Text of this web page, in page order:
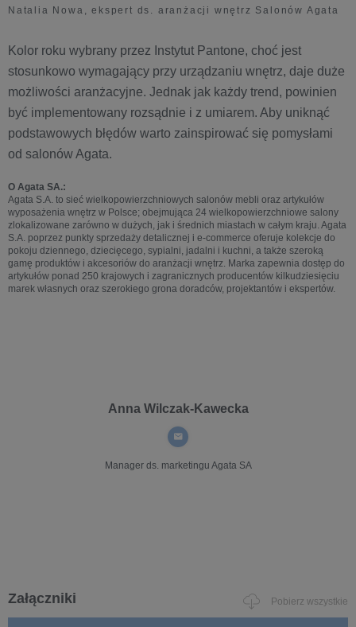
Natalia Nowa, ekspert ds. aranżacji wnętrz Salonów Agata
Kolor roku wybrany przez Instytut Pantone, choć jest
stosunkowo wymagający przy urządzaniu wnętrz, daje duże
możliwości aranżacyjne. Jednak jak każdy trend, powinien
być implementowany rozsądnie i z umiarem. Aby uniknąć
podstawowych błędów warto zainspirować się pomysłami
od salonów Agata.
O Agata SA.:
Agata S.A. to sieć wielkopowierzchniowych salonów mebli oraz artykułów
wyposażenia wnętrz w Polsce; obejmująca 24 wielkopowierzchniowe salony
zlokalizowane zarówno w dużych, jak i średnich miastach w całym kraju. Agata
S.A. poprzez punkty sprzedaży detalicznej i e-commerce oferuje kolekcje do
pokoju dziennego, dziecięcego, sypialni, jadalni i kuchni, a także szeroką
gamę produktów i akcesoriów do aranżacji wnętrz. Marka zapewnia dostęp do
artykułów ponad 250 krajowych i zagranicznych producentów kilkudziesięciu
marek własnych oraz szerokiego grona doradców, projektantów i ekspertów.
Anna Wilczak-Kawecka
Manager ds. marketingu Agata SA
Załączniki Pobierz wszystkie